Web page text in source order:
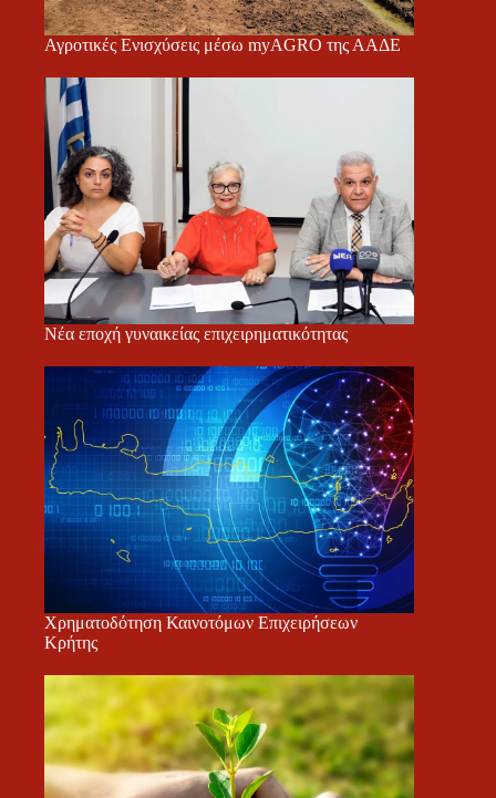
Αγροτικές Ενισχύσεις μέσω myAGRO της ΑΑΔΕ
Νέα εποχή γυναικείας επιχειρηματικότητας
Χρηματοδότηση Καινοτόμων Επιχειρήσεων
Κρήτης